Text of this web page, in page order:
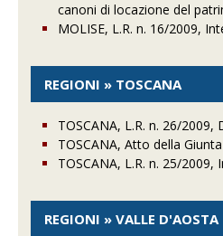
canoni di locazione del
MOLISE, L.R. n. 16/2009,
REGIONI » TOSCANA
TOSCANA, L.R. n. 26/
TOSCANA, Atto della
TOSCANA, L.R. n. 25/
REGIONI » VALLE D'AOSTA